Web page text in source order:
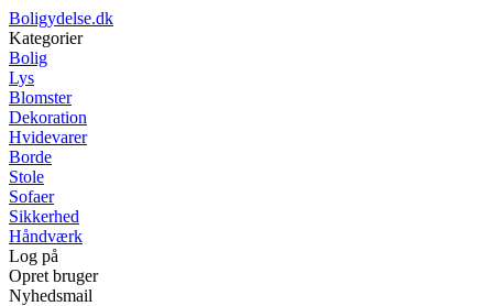
Boligydelse.dk
Kategorier
Bolig
Lys
Blomster
Dekoration
Hvidevarer
Borde
Stole
Sofaer
Sikkerhed
Håndværk
Log på
Opret bruger
Nyhedsmail